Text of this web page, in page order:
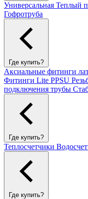
Универсальная Теплый
Гофротруба
Где купить?
Аксиальные фитинги
Фитинги Lite PPSU
подключения трубы
Где купить?
Теплосчетчики
Где купить?